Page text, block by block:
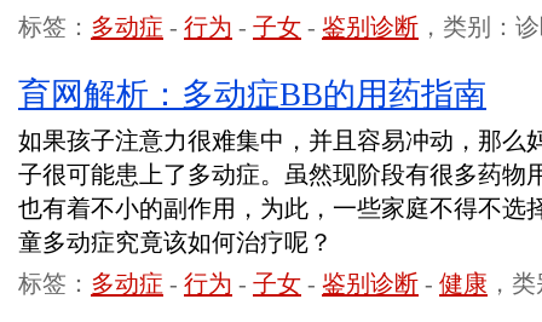
标签： 多动症 - 行为 - 子女 - 鉴别诊断 ，类别：
育网解析：多动症BB的用药指南
如果孩子注意力很难集中，并且容易冲动，那么
子很可能患上了多动症。虽然现阶段有很多药物
也有着不小的副作用，为此，一些家庭不得不选
童多动症究竟该如何治疗呢？
标签： 多动症 - 行为 - 子女 - 鉴别诊断 - 健康 ，